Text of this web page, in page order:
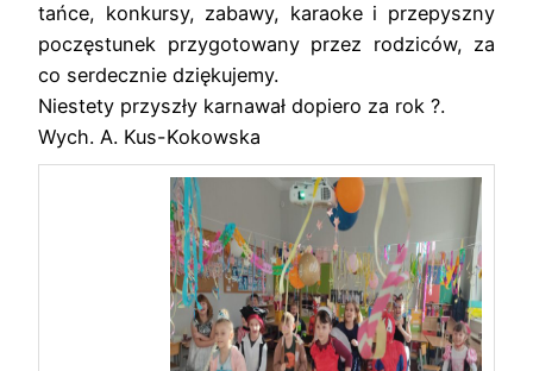
tańce, konkursy, zabawy, karaoke i przepyszny
poczęstunek przygotowany przez rodziców, za
co serdecznie dziękujemy.
Niestety przyszły karnawał dopiero za rok ?.
Wych. A. Kus-Kokowska